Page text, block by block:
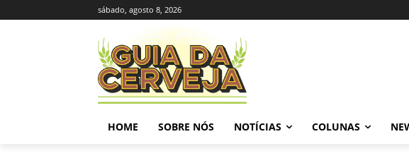
sábado, agosto 8, 2026
HOME SOBRE NÓS NOTÍCIAS COLUNAS